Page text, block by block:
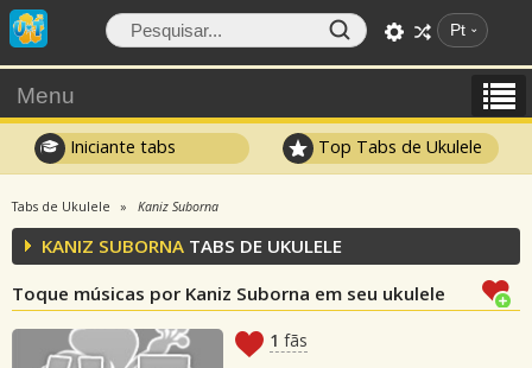
Pt
Menu
Iniciante tabs Top Tabs de Ukulele
Tabs de Ukulele Kaniz Suborna
KANIZ SUBORNA TABS DE UKULELE
Toque músicas por Kaniz Suborna em seu ukulele
1 fãs